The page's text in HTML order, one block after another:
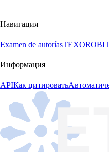
Навигация
Examen de autoríasTEXORO
Информация
APIКак цитировать